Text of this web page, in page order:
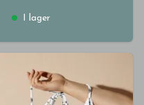
I lager